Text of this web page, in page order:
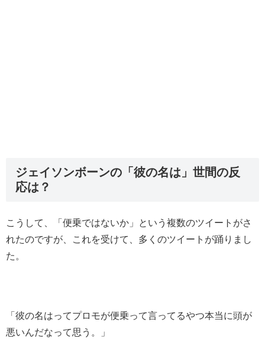
ジェイソンボーンの「彼の名は」世間の反
応は？
こうして、「便乗ではないか」という複数のツイートがさ
れたのですが、これを受けて、多くのツイートが踊りまし
た。
「彼の名はってプロモが便乗って言ってるやつ本当に頭が
悪いんだなって思う。」